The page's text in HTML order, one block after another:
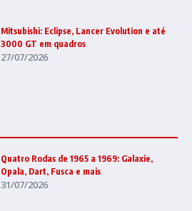
Mitsubishi: Eclipse, Lancer Evolution e até
3000 GT em quadros
27/07/2026
Quatro Rodas de 1965 a 1969: Galaxie,
Opala, Dart, Fusca e mais
31/07/2026